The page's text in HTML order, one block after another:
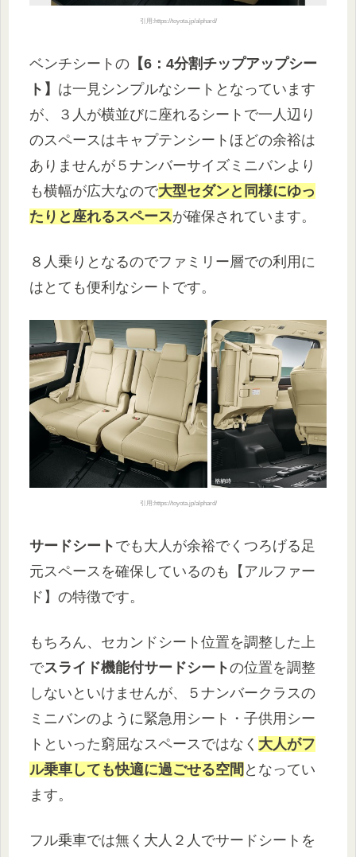
引用:https://toyota.jp/alphard/
ベンチシートの 【6：4分割チップアップシー
ト】 は一見シンプルなシートとなっています
が、３人が横並びに座れるシートで一人辺り
のスペースはキャプテンシートほどの余裕は
ありませんが５ナンバーサイズミニバンより
も横幅が広大なので大型セダンと同様にゆっ
たりと座れるスペースが確保されています。
８人乗りとなるのでファミリー層での利用に
はとても便利なシートです。
引用:https://toyota.jp/alphard/
サードシート でも大人が余裕でくつろげる足
元スペースを確保しているのも【アルファー
ド】の特徴です。
もちろん、セカンドシート位置を調整した上
でスライド機能付サードシートの位置を調整
しないといけませんが、５ナンバークラスの
ミニバンのように緊急用シート・子供用シー
トといった窮屈なスペースではなく 大人がフ
ル乗車しても快適に過ごせる空間 となってい
ます。
フル乗車では無く大人２人でサードシートを